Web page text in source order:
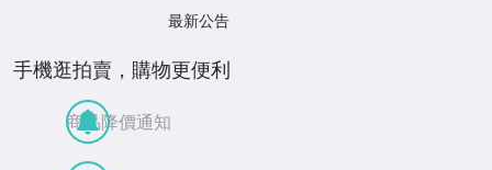
最新公告
手機逛拍賣，購物更便利
商品降價通知